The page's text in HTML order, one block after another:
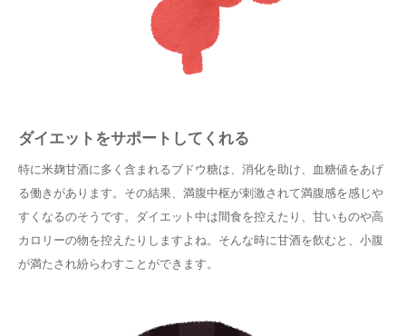
ダイエットをサポートしてくれる
特に米麹甘酒に多く含まれるブドウ糖は、消化を助け、血糖値をあげ
る働きがあります。その結果、満腹中枢が刺激されて満腹感を感じや
すくなるのそうです。ダイエット中は間食を控えたり、甘いものや高
カロリーの物を控えたりしますよね。そんな時に甘酒を飲むと、小腹
が満たされ紛らわすことができます。